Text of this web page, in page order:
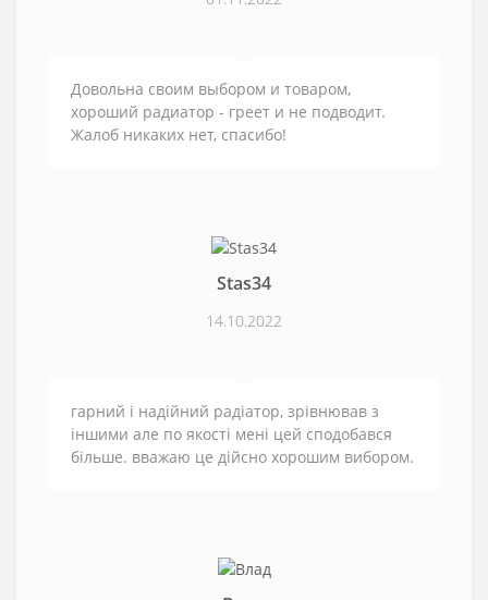
Довольна своим выбором и товаром,
хороший радиатор - греет и не подводит.
Жалоб никаких нет, спасибо!
Stas34
14.10.2022
гарний і надійний радіатор, зрівнював з
іншими але по якості мені цей сподобався
більше. вважаю це дійсно хорошим вибором.